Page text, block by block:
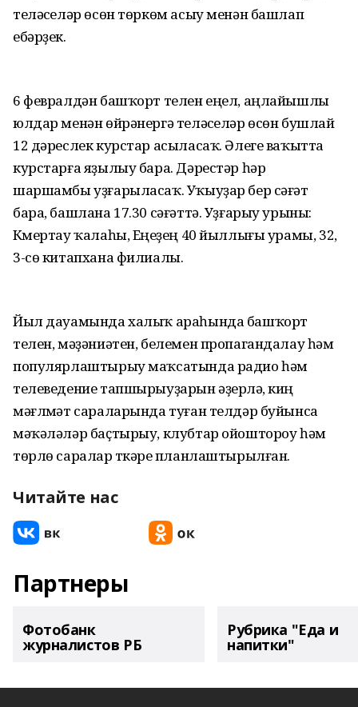
теләүселәр өсөн төркөм асыу менән башлап
ебәрҙек.
6 февралдән башҡорт телен еңел, аңлайышлы
юлдар менән өйрәнергә теләүселәр өсөн бушлай
12 дәреслек курстар асыласаҡ. Әлеге ваҡытта
курстарға яҙылыу бара. Дәрестәр һәр
шаршамбы уҙғарыласаҡ. Уҡыуҙар бер сәғәт
бара, башлана 17.30 сәғәттә. Уҙғарыу урыны:
Күмертау ҡалаһы, Еңеүҙең 40 йыллығы урамы, 32,
3-сө китапхана филиалы.
Йыл дауамында халыҡ араһында башҡорт
телен, мәҙәниәтен, белемен пропагандалау һәм
популярлаштырыу маҡсатында радио һәм
телеведение тапшырыуҙарын әҙерләү, киң
мәғлүмәт сараларында туған телдәр буйынса
мәҡәләләр баҫтырыу, клубтар ойоштороу һәм
төрлө саралар үткәреү планлаштырылған.
Читайте нас
Партнеры
Фотобанк
журналистов РБ
Рубрика "Еда и
напитки"